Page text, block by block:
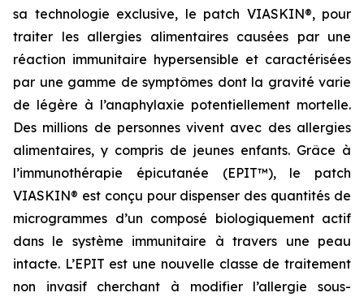
sa technologie exclusive, le patch VIASKIN®, pour
traiter les allergies alimentaires causées par une
réaction immunitaire hypersensible et caractérisées
par une gamme de symptômes dont la gravité varie
de légère à l’anaphylaxie potentiellement mortelle.
Des millions de personnes vivent avec des allergies
alimentaires, y compris de jeunes enfants. Grâce à
l’immunothérapie épicutanée (EPIT™), le patch
VIASKIN® est conçu pour dispenser des quantités de
microgrammes d’un composé biologiquement actif
dans le système immunitaire à travers une peau
intacte. L’EPIT est une nouvelle classe de traitement
non invasif cherchant à modifier l’allergie sous-